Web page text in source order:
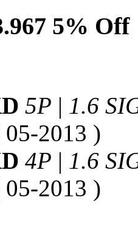
5% Off
5P | 1.6
2013 )
4P | 1.6
2013 )